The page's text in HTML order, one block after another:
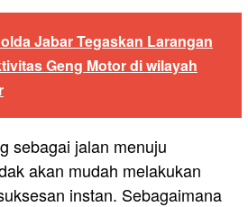
Jabar Tegaskan Larangan
Geng Motor di wilayah
sebagai jalan menuju
akan mudah melakukan
instan. Sebagaimana